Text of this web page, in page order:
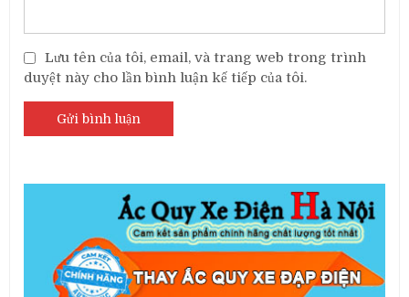
Lưu tên của tôi, email, và trang web trong trình
duyệt này cho lần bình luận kế tiếp của tôi.